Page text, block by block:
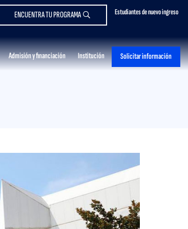
Estudiantes de nuevo ingreso
ENCUENTRA TU PROGRAMA
Admisión y financiación Institución Solicitar información